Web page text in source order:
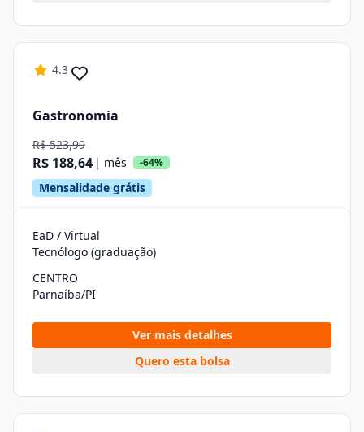
4.3
Gastronomia
R$ 523,99
R$ 188,64 | mês -64%
Mensalidade grátis
EaD / Virtual
Tecnólogo (graduação)
CENTRO
Parnaíba/PI
Ver mais detalhes
Quero esta bolsa